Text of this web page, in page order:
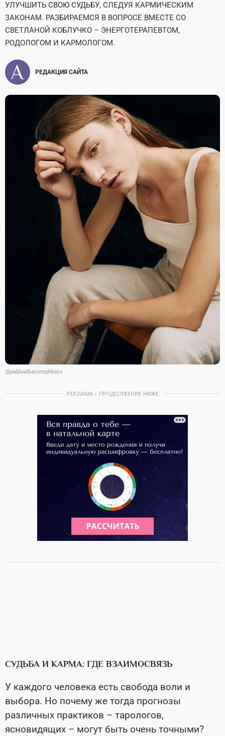
УЛУЧШИТЬ СВОЮ СУДЬБУ, СЛЕДУЯ КАРМИЧЕСКИМ
ЗАКОНАМ. РАЗБИРАЕМСЯ В ВОПРОСЕ ВМЕСТЕ СО
СВЕТЛАНОЙ КОБЛУЧКО – ЭНЕРГОТЕРАПЕВТОМ,
РОДОЛОГОМ И КАРМОЛОГОМ.
РЕДАКЦИЯ САЙТА
@pabloalbacetephhoto
РЕКЛАМА – ПРОДОЛЖЕНИЕ НИЖЕ
СУДЬБА И КАРМА: ГДЕ ВЗАИМОСВЯЗЬ
У каждого человека есть свобода воли и
выбора. Но почему же тогда прогнозы
различных практиков – тарологов,
ясновидящих – могут быть очень точными?